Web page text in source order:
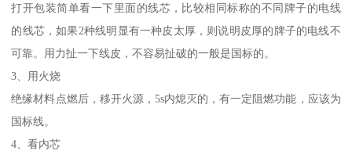
打开包装简单看一下里面的线芯，比较相同标称的不同牌子的电线
的线芯，如果2种线明显有一种皮太厚，则说明皮厚的牌子的电线不
可靠。用力扯一下线皮，不容易扯破的一般是国标的。
3、用火烧
绝缘材料点燃后，移开火源，5s内熄灭的，有一定阻燃功能，应该为
国标线。
4、看内芯